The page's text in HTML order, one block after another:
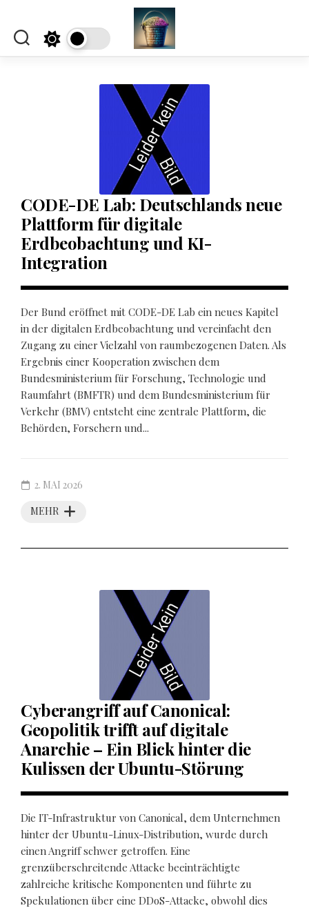
content
CODE-DE Lab: Deutschlands neue
Plattform für digitale
Erdbeobachtung und KI-
Integration
Der Bund eröffnet mit CODE-DE Lab ein neues Kapitel
in der digitalen Erdbeobachtung und vereinfacht den
Zugang zu einer Vielzahl von raumbezogenen Daten. Als
Ergebnis einer Kooperation zwischen dem
Bundesministerium für Forschung, Technologie und
Raumfahrt (BMFTR) und dem Bundesministerium für
Verkehr (BMV) entsteht eine zentrale Plattform, die
Behörden, Forschern und...
MEHR
2. MAI 2026
Cyberangriff auf Canonical:
Geopolitik trifft auf digitale
Anarchie – Ein Blick hinter die
Kulissen der Ubuntu-Störung
Die IT-Infrastruktur von Canonical, dem Unternehmen
hinter der Ubuntu-Linux-Distribution, wurde durch
einen Angriff schwer getroffen. Eine
grenzüberschreitende Attacke beeinträchtigte
zahlreiche kritische Komponenten und führte zu
Spekulationen über eine DDoS-Attacke, obwohl dies